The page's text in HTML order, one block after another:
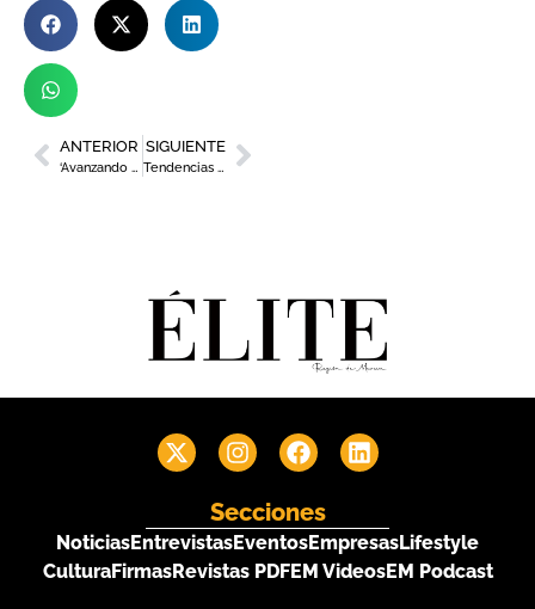
ANTERIOR
‘Avanzando hacia la sostenibilidad’, pospuesto en solidaridad de las víctimas de la DANA
SIGUIENTE
Tendencias en calzado femenino para la temporada otoño-invierno 24/25
Secciones
NoticiasEntrevistasEventosEmpresasLifestyle
CulturaFirmasRevistas PDFEM VideosEM Podcast